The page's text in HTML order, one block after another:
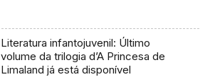
Literatura infantojuvenil: Último
volume da trilogia d’A Princesa de
Limaland já está disponível